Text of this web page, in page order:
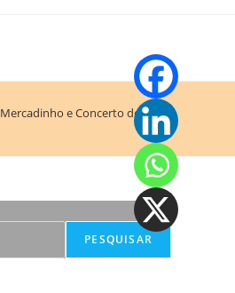
Mercadinho e Concerto de Natal
PESQUISAR